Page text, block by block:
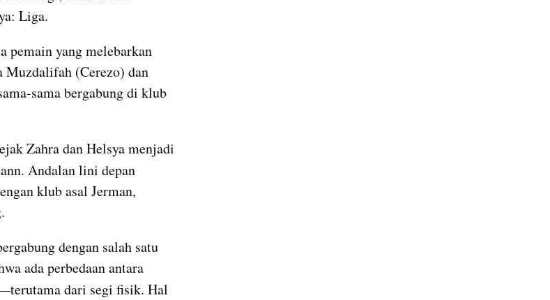
Liga.
pemain yang melebarkan
Muzdalifah (Cerezo) dan
sama bergabung di klub
Zahra dan Helsya menjadi
Andalan lini depan
klub asal Jerman,
dengan salah satu
ada perbedaan antara
dari segi fisik. Hal